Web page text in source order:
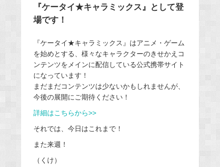
『ケータイ★キャラミックス』として登
場です！
『ケータイ★キャラミックス』はアニメ・ゲーム
を始めとする、様々なキャラクターのきせかえコ
ンテンツをメインに配信している公式携帯サイト
になっています！
まだまだコンテンツは少ないかもしれませんが、
今後の展開にご期待ください！
詳細はこちらから>>
それでは、今日はこれまで！
また来週！
（くけ）